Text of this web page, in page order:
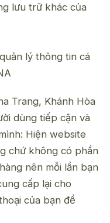
lưu trữ khác của
lý thông tin cá
Trang, Khánh Hòa
dùng tiếp cận và
Hiện website
chứ không có phần
nên mỗi lần bạn
cấp lại cho
của bạn để